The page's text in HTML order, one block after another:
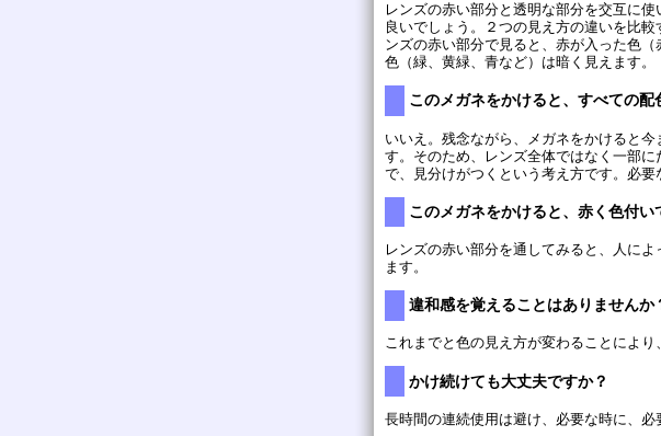
レンズの赤い部分と透明な部分を交互に
良いでしょう。２つの見え方の違いを比
ンズの赤い部分で見ると、赤が入った色
色（緑、黄緑、青など）は暗く見えます。
このメガネをかけると、すべての配
いいえ。残念ながら、メガネをかけると
す。そのため、レンズ全体ではなく一部
で、見分けがつくという考え方です。必要
このメガネをかけると、赤く色付い
レンズの赤い部分を通してみると、人に
ます。
違和感を覚えることはありませんか
これまでと色の見え方が変わることにより
かけ続けても大丈夫ですか？
長時間の連続使用は避け、必要な時に、必